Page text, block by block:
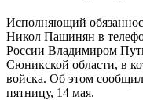
Исполняющий
Никол Пашинян в
России Владимиром
Сюникской области, в
войска. Об этом
пятницу, 14 мая.